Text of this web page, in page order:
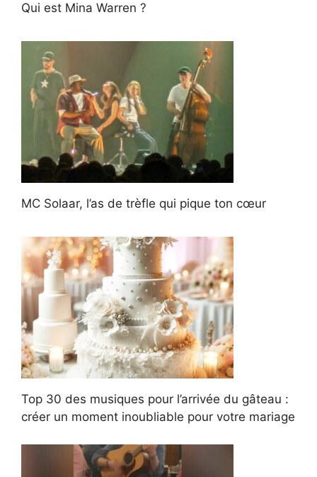
Qui est Mina Warren ?
MC Solaar, l’as de trèfle qui pique ton cœur
Top 30 des musiques pour l’arrivée du gâteau :
créer un moment inoubliable pour votre mariage